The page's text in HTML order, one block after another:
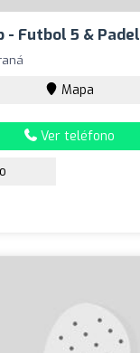
- Futbol 5 & Padel
Mapa
Ver teléfono